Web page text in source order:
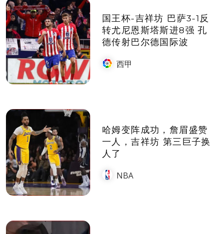
国王杯-吉祥坊 巴萨3-1反
转尤尼恩斯塔斯进8强 孔
德传射巴尔德国际波
西甲
哈姆变阵成功，詹眉盛赞
一人，吉祥坊 第三巨子换
人了
NBA